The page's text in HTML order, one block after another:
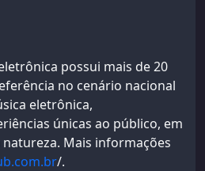
possui mais de 20
no cenário nacional
eletrônica,
únicas ao público, em
Mais informações
/.